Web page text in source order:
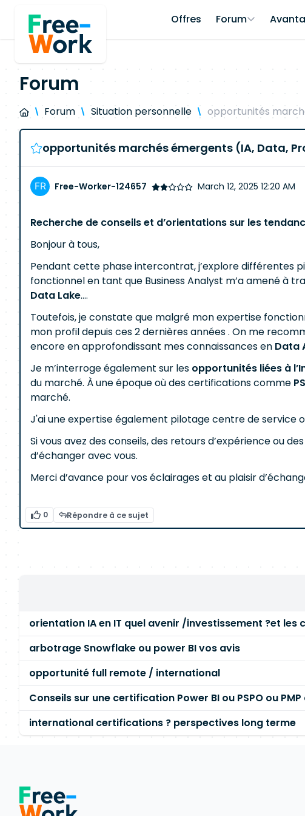
Offres Forum
Forum
Forum Situation personnelle opportunités
opportunités marchés émergents (IA, Data,
Free-Worker-124657 March 12, 2025 12:20 AM
Recherche de conseils et d’orientations sur les
Bonjour à tous,
Pendant cette phase intercontrat, j’explore différentes
fonctionnel en tant que Business Analyst m’a amené à
Data Lake....
Toutefois, je constate que malgré mon expertise
mon profil depuis ces 2 dernières années . On me
encore en approfondissant mes connaissances en Data
Je m’interroge également sur les opportunités liées à
du marché. À une époque où des certifications comme
marché.
J'ai une expertise également pilotage centre de service
Si vous avez des conseils, des retours d’expérience ou
d’échanger avec vous.
Merci d’avance pour vos éclairages et au plaisir
0 Répondre à ce sujet
orientation IA en IT quel avenir /investissement ?et
arbotrage Snowflake ou power BI vos avis
opportunité full remote / international
Conseils sur une certification Power BI ou PSPO ou
international certifications ? perspectives long terme